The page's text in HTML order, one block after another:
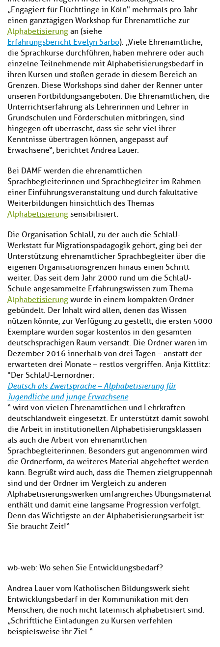
„Engagiert für Flüchtlinge in Köln" mehrmals pro Jahr
einen ganztägigen Workshop für Ehrenamtliche zur
Alphabetisierung an (siehe
Erfahrungsbericht Evelyn Sarbo). „Viele Ehrenamtliche,
die Sprachkurse durchführen, haben mehrere oder auch
einzelne Teilnehmende mit Alphabetisierungsbedarf in
ihren Kursen und stoßen gerade in diesem Bereich an
Grenzen. Diese Workshops sind daher der Renner unter
unseren Fortbildungsangeboten. Die Ehrenamtlichen, die
Unterrichtserfahrung als Lehrerinnen und Lehrer in
Grundschulen und Förderschulen mitbringen, sind
hingegen oft überrascht, dass sie sehr viel ihrer
Kenntnisse übertragen können, angepasst auf
Erwachsene“, berichtet Andrea Lauer.
Bei DAMF werden die ehrenamtlichen
Sprachbegleiterinnen und Sprachbegleiter im Rahmen
einer Einführungsveranstaltung und durch fakultative
Weiterbildungen hinsichtlich des Themas
Alphabetisierung sensibilisiert.
Die Organisation SchlaU, zu der auch die SchlaU-
Werkstatt für Migrationspädagogik gehört, ging bei der
Unterstützung ehrenamtlicher Sprachbegleiter über die
eigenen Organisationsgrenzen hinaus einen Schritt
weiter. Das seit dem Jahr 2000 rund um die SchlaU-
Schule angesammelte Erfahrungswissen zum Thema
Alphabetisierung wurde in einem kompakten Ordner
gebündelt. Der Inhalt wird allen, denen das Wissen
nützen könnte, zur Verfügung zu gestellt, die ersten 5000
Exemplare wurden sogar kostenlos in den gesamten
deutschsprachigen Raum versandt. Die Ordner waren im
Dezember 2016 innerhalb von drei Tagen – anstatt der
erwarteten drei Monate – restlos vergriffen. Anja Kittlitz:
"Der SchlaU-Lernordner:
Deutsch als Zweitsprache – Alphabetisierung für
Jugendliche und junge Erwachsene
“ wird von vielen Ehrenamtlichen und Lehrkräften
deutschlandweit eingesetzt. Er unterstützt damit sowohl
die Arbeit in institutionellen Alphabetisierungsklassen
als auch die Arbeit von ehrenamtlichen
Sprachbegleiterinnen. Besonders gut angenommen wird
die Ordnerform, da weiteres Material abgeheftet werden
kann. Begrüßt wird auch, dass die Themen zielgruppennah
sind und der Ordner im Vergleich zu anderen
Alphabetisierungswerken umfangreiches Übungsmaterial
enthält und damit eine langsame Progression verfolgt.
Denn das Wichtigste an der Alphabetisierungsarbeit ist:
Sie braucht Zeit!“
wb-web: Wo sehen Sie Entwicklungsbedarf?
Andrea Lauer vom Katholischen Bildungswerk sieht
Entwicklungsbedarf in der Kommunikation mit den
Menschen, die noch nicht lateinisch alphabetisiert sind.
„Schriftliche Einladungen zu Kursen verfehlen
beispielsweise ihr Ziel.“